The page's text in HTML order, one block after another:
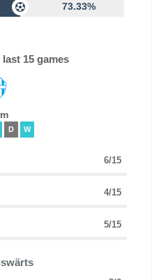
73.33%
15 games
D W
6/15
4/15
5/15